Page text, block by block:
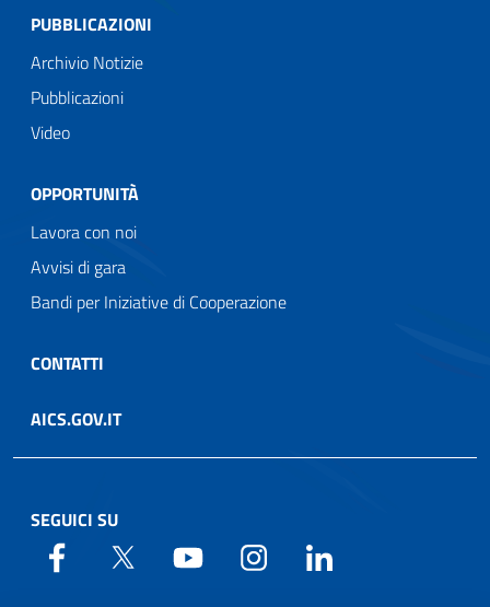
PUBBLICAZIONI
Archivio Notizie
Pubblicazioni
Video
OPPORTUNITÀ
Lavora con noi
Avvisi di gara
Bandi per Iniziative di Cooperazione
CONTATTI
AICS.GOV.IT
SEGUICI SU